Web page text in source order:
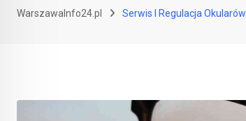
WarszawaInfo24.pl Serwis I Regulacja Okularów